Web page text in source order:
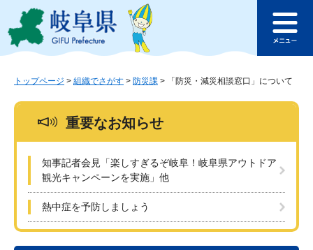
ジ
ュ
このページの本文へ
ュ
トップページ > 組織でさがす > 防災課 > 「防災・減災相談窓口」について
重要なお知らせ
知事記者会見「楽しすぎるぞ岐阜！岐阜県アウトドア
観光キャンペーンを実施」他
熱中症を予防しましょう